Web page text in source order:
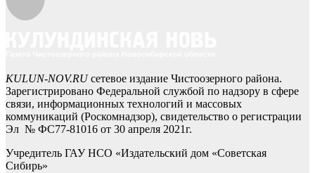
KULUN-NOV.RUсетевое издание Чистоозерного района.
Зарегистрировано Федеральной службой по надзору в сфере
связи, информационных технологий и массовых
коммуникаций (Роскомнадзор), свидетельство о регистрации
Эл № ФС77-81016 от 30 апреля 2021г.
Учредитель ГАУ НСО «Издательский дом «Советская
Сибирь»